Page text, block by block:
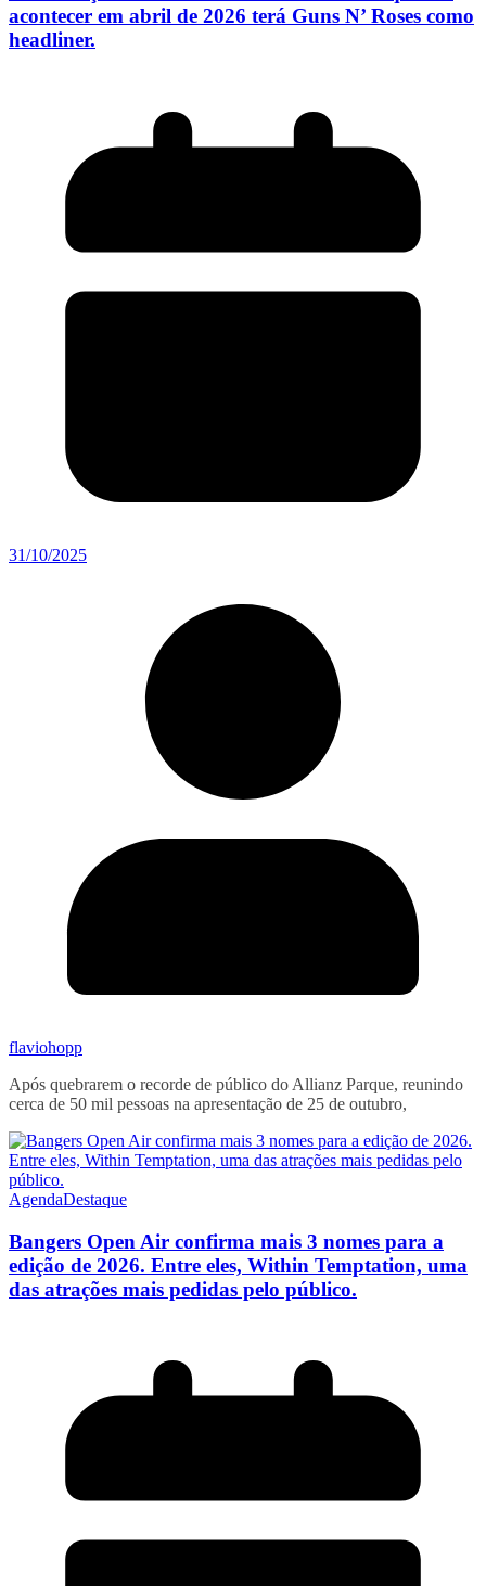
acontecer em abril de 2026 terá Guns N’ Roses como
headliner.
31/10/2025
flaviohopp
Após quebrarem o recorde de público do Allianz Parque, reunindo
cerca de 50 mil pessoas na apresentação de 25 de outubro,
AgendaDestaque
Bangers Open Air confirma mais 3 nomes para a
edição de 2026. Entre eles, Within Temptation, uma
das atrações mais pedidas pelo público.